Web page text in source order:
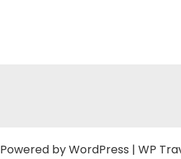
Powered byWordPress | WP